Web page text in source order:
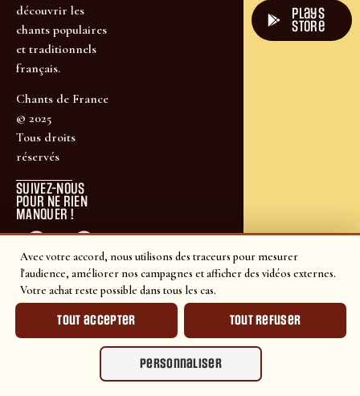
Avec votre accord, nous utilisons des traceurs pour mesurer
l'audience, améliorer nos campagnes et afficher des vidéos externes.
Votre achat reste possible dans tous les cas.
Tout accepter Tout refuser
Personnaliser
découvrir les
chants populaires
et traditionnels
français.
Chants de France
© 2025
Tous droits
réservés
SUIVEZ-NOUS
POUR NE RIEN
MANQUER !
plays
store